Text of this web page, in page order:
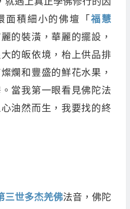
面積細小的佛壇「福慧
的裝潢，華麗的擺設，
的皈依境，枱上供品排
爛和豐盛的鮮花水果，
當我第一眼看見佛陀法
油然而生，我要找的終
三世多杰羌佛法音，佛陀